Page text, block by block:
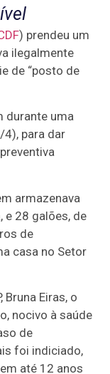
) prendeu um
ilegalmente
de “posto de
durante uma
para dar
armazenava
e 28 galões, de
de
casa no Setor
Bruna Eiras, o
nocivo à saúde
de
foi indiciado,
até 12 anos